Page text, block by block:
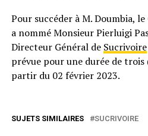
Pour succéder à M. Doumbia,
a nommé Monsieur Pierluigi
Directeur Général de Sucrivoire
prévue pour une durée de
partir du 02 février 2023.
SUJETS SIMILAIRES SUCRIVOIRE